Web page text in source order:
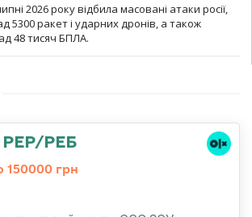
2026 року відбила масовані атаки росії,
5300 ракет і ударних дронів, а також
48 тисяч БПЛА.
РЕР/РЕБ
150000 грн